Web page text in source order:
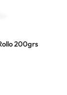
200grs